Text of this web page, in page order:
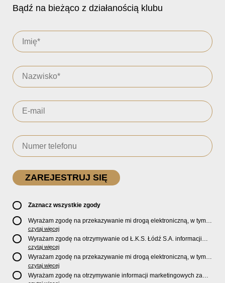
Bądź na bieżąco z działanością klubu
Zaznacz wszystkie zgody
Wyrażam zgodę na przekazywanie mi drogą elektroniczną, w tym
pocztą e-mail, oficjalnego newslettera oraz informacji o zniżkach,
promocjach, nowościach, biletach, karnetach, ofercie sklepu U2
Store oraz serwisu bilety.lkslodz.pl i innych produktach oraz
usługach oferowanych przez Ł.K.S. Łódź S.A.
czytaj więcej
Wyrażam zgodę na otrzymywanie od Ł.K.S. Łódź S.A. informacji
marketingowych dotyczących działalności spółki, ofert, wydarzeń i
produktów za pośrednictwem wiadomości SMS oraz połączeń
telefonicznych.
czytaj więcej
Wyrażam zgodę na przekazywanie mi drogą elektroniczną, w tym
pocztą e-mail, informacji handlowych i marketingowych o
produktach, usługach i działalnościSponsorów i PartnerówŁ.K.S.
czytaj więcej
Wyrażam zgodę na otrzymywanie informacji marketingowych za